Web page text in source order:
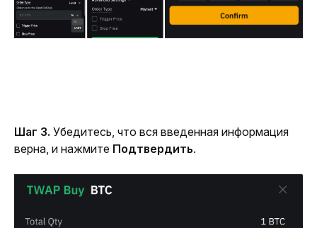
Шаг 3. Убедитесь, что вся введенная информация
верна, и нажмите Подтвердить.